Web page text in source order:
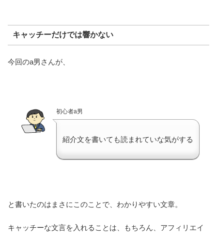
キャッチーだけでは響かない
今回のa男さんが、
初心者a男
紹介文を書いても読まれていな気がする
と書いたのはまさにこのことで、わかりやすい文章。
キャッチーな文言を入れることは、もちろん、アフィリエイ